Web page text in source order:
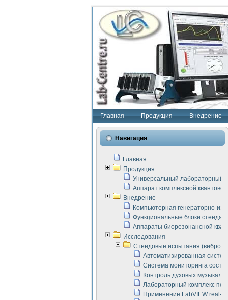
Главная Продукция Внедрение
Навигация
Главная
Продукция
Универсальный лабораторный
Аппарат комплексной
Внедрение
Компьютерная генераторно-
Функциональные блоки стенда
Аппараты биорезонансной
Исследования
Стендовые испытания
Автоматизированная
Система мониторинга
Контроль духовых
Лабораторный комплекс по
Применение LabVIEW real-